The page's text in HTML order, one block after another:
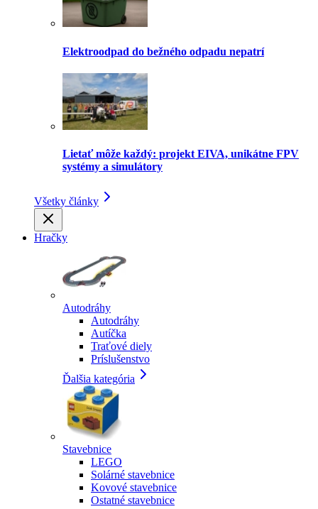
Elektroodpad do bežného odpadu nepatrí
Lietať môže každý: projekt EIVA, unikátne FPV
systémy a simulátory
Všetky články
Hračky
Autodráhy
Autodráhy
Autíčka
Traťové diely
Príslušenstvo
Ďalšia kategória
Stavebnice
LEGO
Solárné stavebnice
Kovové stavebnice
Ostatné stavebnice